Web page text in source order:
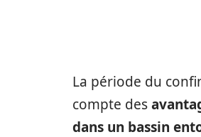
La période du
compte des
dans un bassin